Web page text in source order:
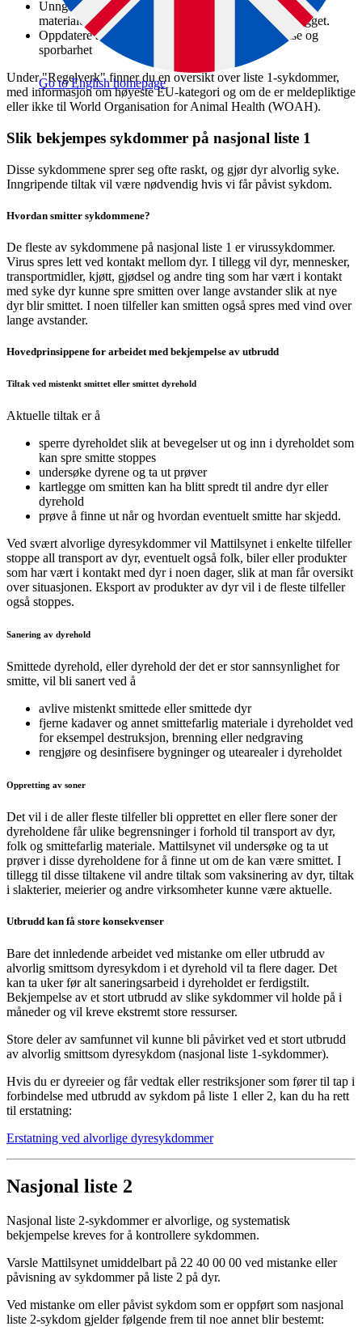
Go to English homepage
Unngå all unødvendig flytting av andre dyr, produkter,
materialer, personer og transportmidler til og fra anlegget.
Oppdatere anleggets journaler for produksjon, helse og
sporbarhet
Under "Regelverk" finner du en oversikt over liste 1-sykdommer,
med informasjon om høyeste EU-kategori og om de er meldepliktige
eller ikke til World Organisation for Animal Health (WOAH).
Slik bekjempes sykdommer på nasjonal liste 1
Disse sykdommene sprer seg ofte raskt, og gjør dyr alvorlig syke.
Inngripende tiltak vil være nødvendig hvis vi får påvist sykdom.
Hvordan smitter sykdommene?
De fleste av sykdommene på nasjonal liste 1 er virussykdommer.
Virus spres lett ved kontakt mellom dyr. I tillegg vil dyr, mennesker,
transportmidler, kjøtt, gjødsel og andre ting som har vært i kontakt
med syke dyr kunne spre smitten over lange avstander slik at nye
dyr blir smittet. I noen tilfeller kan smitten også spres med vind over
lange avstander.
Hovedprinsippene for arbeidet med bekjempelse av utbrudd
Tiltak ved mistenkt smittet eller smittet dyrehold
Aktuelle tiltak er å
sperre dyreholdet slik at bevegelser ut og inn i dyreholdet som
kan spre smitte stoppes
undersøke dyrene og ta ut prøver
kartlegge om smitten kan ha blitt spredt til andre dyr eller
dyrehold
prøve å finne ut når og hvordan eventuelt smitte har skjedd.
Ved svært alvorlige dyresykdommer vil Mattilsynet i enkelte tilfeller
stoppe all transport av dyr, eventuelt også folk, biler eller produkter
som har vært i kontakt med dyr i noen dager, slik at man får oversikt
over situasjonen. Eksport av produkter av dyr vil i de fleste tilfeller
også stoppes.
Sanering av dyrehold
Smittede dyrehold, eller dyrehold der det er stor sannsynlighet for
smitte, vil bli sanert ved å
avlive mistenkt smittede eller smittede dyr
fjerne kadaver og annet smittefarlig materiale i dyreholdet ved
for eksempel destruksjon, brenning eller nedgraving
rengjøre og desinfisere bygninger og utearealer i dyreholdet
Oppretting av soner
Det vil i de aller fleste tilfeller bli opprettet en eller flere soner der
dyreholdene får ulike begrensninger i forhold til transport av dyr,
folk og smittefarlig materiale. Mattilsynet vil undersøke og ta ut
prøver i disse dyreholdene for å finne ut om de kan være smittet. I
tillegg til disse tiltakene vil andre tiltak som vaksinering av dyr, tiltak
i slakterier, meierier og andre virksomheter kunne være aktuelle.
Utbrudd kan få store konsekvenser
Bare det innledende arbeidet ved mistanke om eller utbrudd av
alvorlig smittsom dyresykdom i et dyrehold vil ta flere dager. Det
kan ta uker før alt saneringsarbeid i dyreholdet er ferdigstilt.
Bekjempelse av et stort utbrudd av slike sykdommer vil holde på i
måneder og vil kreve ekstremt store ressurser.
Store deler av samfunnet vil kunne bli påvirket ved et stort utbrudd
av alvorlig smittsom dyresykdom (nasjonal liste 1-sykdommer).
Hvis du er dyreeier og får vedtak eller restriksjoner som fører til tap i
forbindelse med utbrudd av sykdom på liste 1 eller 2, kan du ha rett
til erstatning:
Erstatning ved alvorlige dyresykdommer
Nasjonal liste 2
Nasjonal liste 2-sykdommer er alvorlige, og systematisk
bekjempelse kreves for å kontrollere sykdommen.
Varsle Mattilsynet umiddelbart på 22 40 00 00 ved mistanke eller
påvisning av sykdommer på liste 2 på dyr.
Ved mistanke om eller påvist sykdom som er oppført som nasjonal
liste 2-sykdom gjelder følgende frem til noe annet blir bestemt: